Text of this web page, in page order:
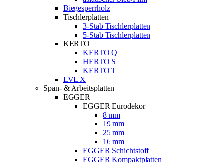
Biegesperrholz
Tischlerplatten
3-Stab Tischlerplatten
5-Stab Tischlerplatten
KERTO
KERTO Q
HERTO S
KERTO T
LVL X
Span- & Arbeitsplatten
EGGER
EGGER Eurodekor
8 mm
19 mm
25 mm
16 mm
EGGER Schichtstoff
EGGER Kompaktplatten